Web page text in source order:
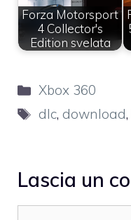
Forza Motorsport
4 Collector's
Edition svelata
Categorie
Xbox 360
Tag
dlc, download,
Lascia un